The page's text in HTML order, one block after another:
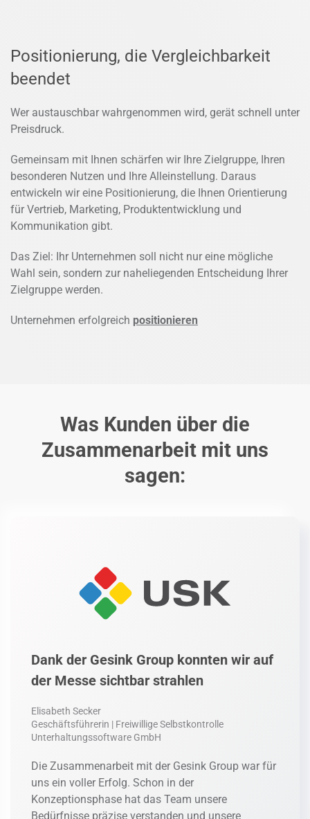
Positionierung, die Vergleichbarkeit
beendet
Wer austauschbar wahrgenommen wird, gerät schnell unter
Preisdruck.
Gemeinsam mit Ihnen schärfen wir Ihre Zielgruppe, Ihren
besonderen Nutzen und Ihre Alleinstellung. Daraus
entwickeln wir eine Positionierung, die Ihnen Orientierung
für Vertrieb, Marketing, Produktentwicklung und
Kommunikation gibt.
Das Ziel: Ihr Unternehmen soll nicht nur eine mögliche
Wahl sein, sondern zur naheliegenden Entscheidung Ihrer
Zielgruppe werden.
Unternehmen erfolgreich positionieren
Was Kunden über die
Zusammenarbeit mit uns
sagen:
Dank der Gesink Group konnten wir auf
der Messe sichtbar strahlen
Elisabeth Secker
Geschäftsführerin | Freiwillige Selbstkontrolle
Unterhaltungssoftware GmbH
Die Zusammenarbeit mit der Gesink Group war für
uns ein voller Erfolg. Schon in der
Konzeptionsphase hat das Team unsere
Bedürfnisse präzise verstanden und unsere